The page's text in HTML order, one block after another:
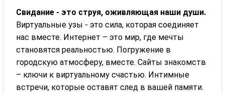
Свидание - это струя, оживляющая наши души.
Виртуальные узы - это сила, которая соединяет
нас вместе. Интернет – это мир, где мечты
становятся реальностью. Погружение в
городскую атмосферу, вместе. Сайты знакомств
– ключи к виртуальному счастью. Интимные
встречи, которые оставят след в вашей памяти.